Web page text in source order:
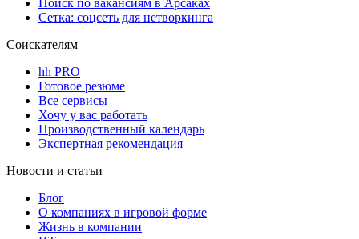
Поиск по вакансиям в Арсаках
Сетка: соцсеть для нетворкинга
Соискателям
hh PRO
Готовое резюме
Все сервисы
Хочу у вас работать
Производственный календарь
Экспертная рекомендация
Новости и статьи
Блог
О компаниях в игровой форме
Жизнь в компании